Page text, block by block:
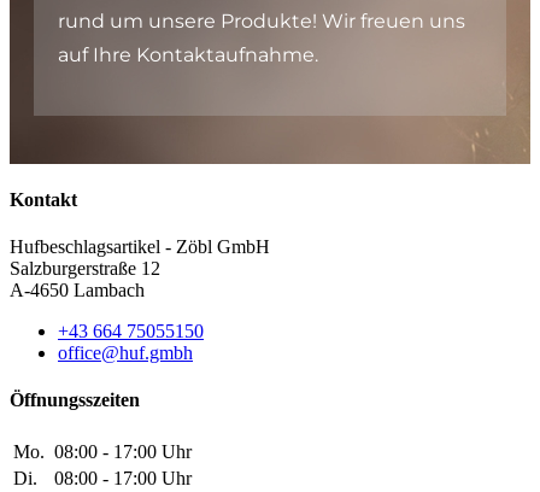
rund um unsere Produkte! Wir freuen uns
auf Ihre Kontaktaufnahme.
Kontakt
Hufbeschlagsartikel - Zöbl GmbH
Salzburgerstraße 12
A-4650 Lambach
+43 664 75055150
office@huf.gmbh
Öffnungsszeiten
Mo. 08:00 - 17:00 Uhr
Di.
08:00 - 17:00 Uhr